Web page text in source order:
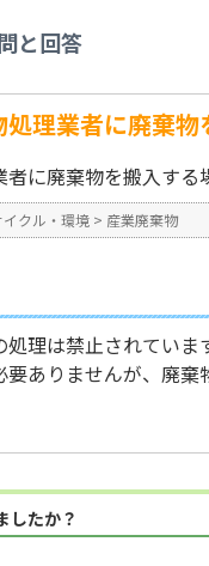
と回答
理業者に廃棄
に廃棄物を搬入する
イクル・環境 > 産業廃棄物
理は禁止されていま
ありませんが、廃
したか？